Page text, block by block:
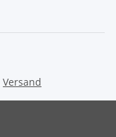
Versand